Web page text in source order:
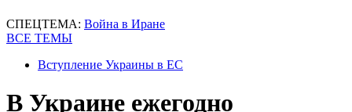
СПЕЦТЕМА: Война в Иране
ВСЕ ТЕМЫ
Вступление Украины в ЕС
В Украине ежегодно